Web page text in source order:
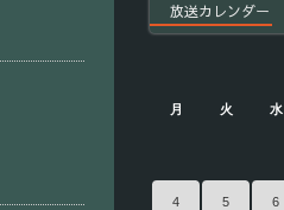
放送カレンダー
月 火 水
4 5 6